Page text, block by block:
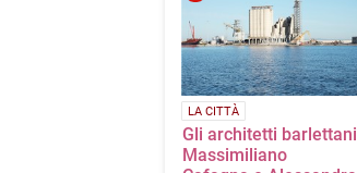
LA CITTÀ
Gli architetti barlettani
Massimiliano